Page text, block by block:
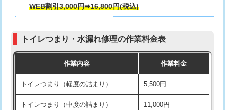
WEB割引3,000円➡16,800円(税込)
トイレつまり・水漏れ修理の作業料金表
作業内容 作業料金
トイレつまり（軽度の詰まり） 5,500円
トイレつまり（中度の詰まり） 11,000円